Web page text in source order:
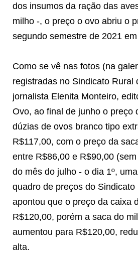
dos insumos da ração das
milho -, o preço o ovo abriu o
segundo semestre de 2021
Como se vê nas fotos (na
registradas no Sindicato Rural
jornalista Elenita Monteiro,
Ovo, ao final de junho o preço
dúzias de ovos branco tipo
R$117,00, com o preço da
entre R$86,00 e R$90,00
do mês do julho - o dia 1º,
quadro de preços do
apontou que o preço da caixa
R$120,00, porém a saca do
aumentou para R$120,00,
alta.